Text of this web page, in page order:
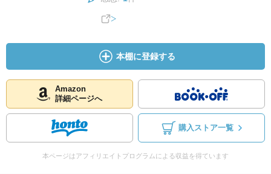
本棚に登録する
Amazon
詳細ページへ
購入ストア一覧
本ページはアフィリエイトプログラムによる収益を得ています